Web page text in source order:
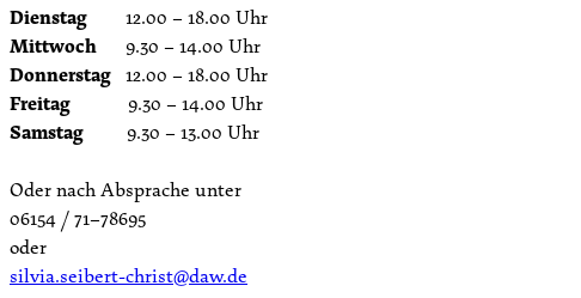
Dienstag 12.00 – 18.00 Uhr
Mittwoch 9.30 – 14.00 Uhr
Donnerstag 12.00 – 18.00 Uhr
Freitag 9.30 – 14.00 Uhr
Samstag 9.30 – 13.00 Uhr
Oder nach Absprache unter
06154 / 71–78695
oder
silvia.seibert-christ@daw.de